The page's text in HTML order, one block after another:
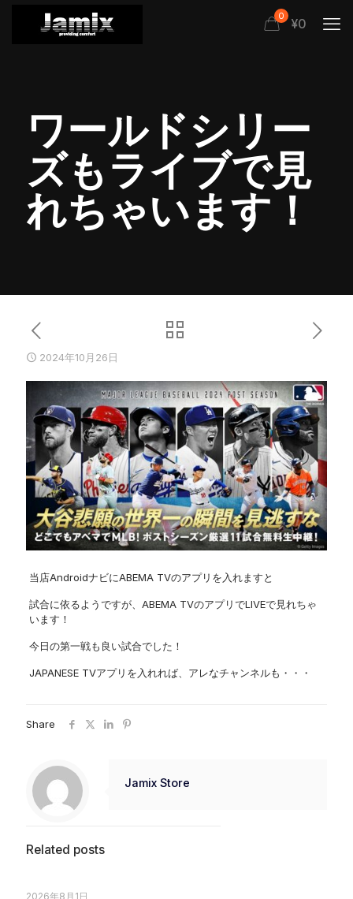
0 ¥0
ワールドシリー
ズもライブで見
れちゃいます！
2024年10月26日
当店AndroidナビにABEMA TVのアプリを入れますと
試合に依るようですが、ABEMA TVのアプリでLIVEで見れちゃ
います！
今日の第一戦も良い試合でした！
JAPANESE TVアプリを入れれば、アレなチャンネルも・・・
Share
Jamix Store
Related posts
2026年8月1日